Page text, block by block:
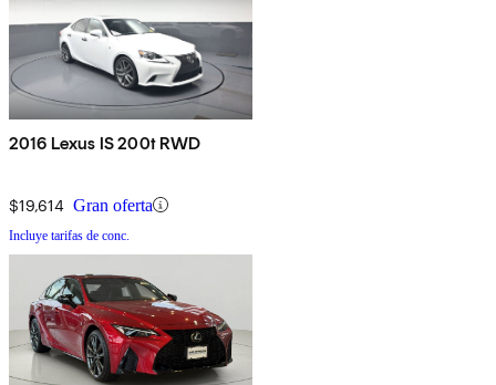
2016 Lexus IS 200t RWD
$19,614 Gran oferta
Incluye tarifas de conc.